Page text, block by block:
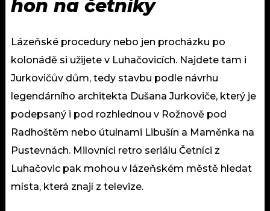
hon na četníky
Lázeňské procedury nebo jen procházku po
kolonádě si užijete v Luhačovicích. Najdete tam i
Jurkovičův dům, tedy stavbu podle návrhu
legendárního architekta Dušana Jurkoviče, který je
podepsaný i pod rozhlednou v Rožnově pod
Radhoštěm nebo útulnami Libušín a Maměnka na
Pustevnách. Milovníci retro seriálu Četníci z
Luhačovic pak mohou v lázeňském městě hledat
místa, která znají z televize.